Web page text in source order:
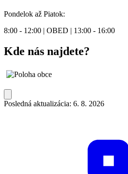
Pondelok až Piatok:
8:00 - 12:00 | OBED | 13:00 - 16:00
Kde nás najdete?
Posledná aktualizácia: 6. 8. 2026